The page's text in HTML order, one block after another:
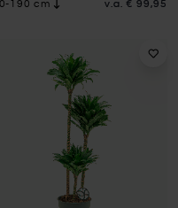
190 cm v.a. € 99,95